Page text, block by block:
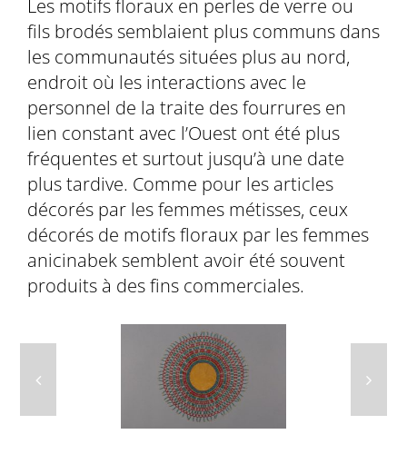
Les motifs floraux en perles de verre ou
fils brodés semblaient plus communs dans
les communautés situées plus au nord,
endroit où les interactions avec le
personnel de la traite des fourrures en
lien constant avec l’Ouest ont été plus
fréquentes et surtout jusqu’à une date
plus tardive. Comme pour les articles
décorés par les femmes métisses, ceux
décorés de motifs floraux par les femmes
anicinabek semblent avoir été souvent
produits à des fins commerciales.